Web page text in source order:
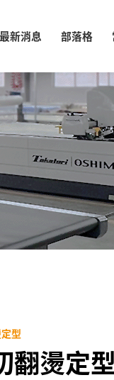
最新消息 部落格
型
翻燙定